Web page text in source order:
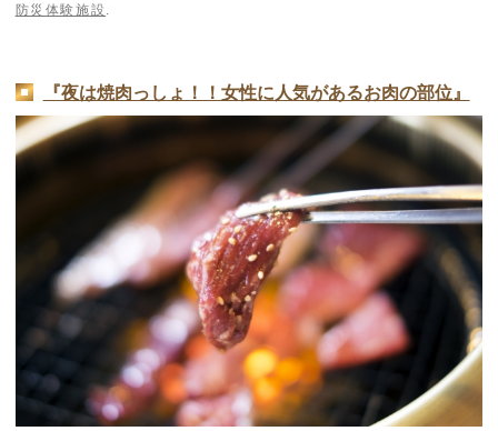
防災体験施設
『夜は焼肉っしょ！！女性に人気があるお肉の部位』